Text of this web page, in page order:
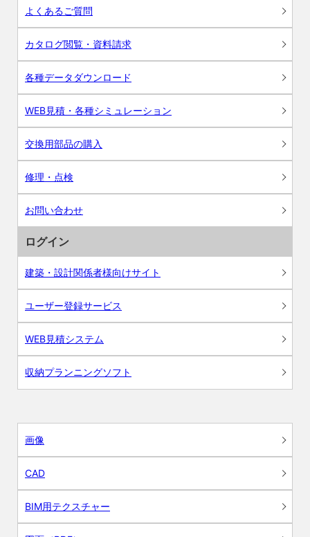
よくあるご質問
カタログ閲覧・資料請求
各種データダウンロード
WEB見積・各種シミュレーション
交換用部品の購入
修理・点検
お問い合わせ
ログイン
建築・設計関係者様向けサイト
ユーザー登録サービス
WEB見積システム
収納プランニングソフト
画像
CAD
BIM用テクスチャー